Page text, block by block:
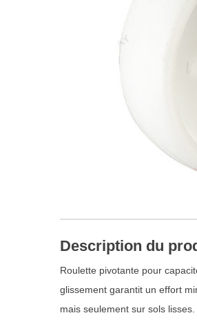
Description du
Roulette pivotante pour
glissement garantit un effort
mais seulement sur sols lisses.